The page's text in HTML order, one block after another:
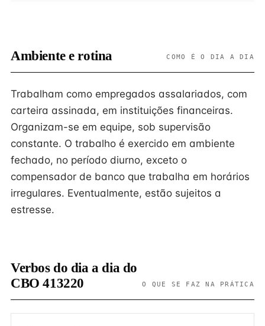
Ambiente e rotina COMO É O DIA A DIA
Trabalham como empregados assalariados, com
carteira assinada, em instituições financeiras.
Organizam-se em equipe, sob supervisão
constante. O trabalho é exercido em ambiente
fechado, no período diurno, exceto o
compensador de banco que trabalha em horários
irregulares. Eventualmente, estão sujeitos a
estresse.
Verbos do dia a dia do
CBO 413220
O QUE SE FAZ NA PRÁTICA